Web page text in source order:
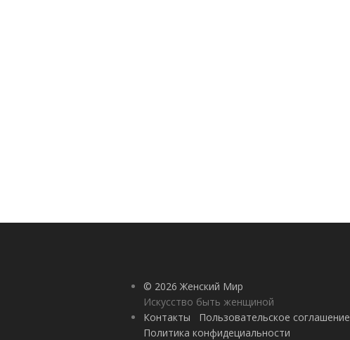
© 2026 Женский Мир
Искусство быть женщиной
Контакты
Пользовательское соглашение
Политика конфидециальности